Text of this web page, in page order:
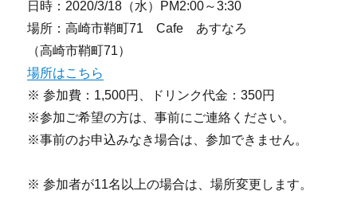
日時：2020/3/18（水）PM2:00～3:30
場所：高崎市鞘町71 Cafe あすなろ
（高崎市鞘町71）
場所はこちら
※ 参加費：1,500円、ドリンク代金：350円
※参加ご希望の方は、事前にご連絡ください。
※事前のお申込みなき場合は、参加できません。
※ 参加者が11名以上の場合は、場所変更します。